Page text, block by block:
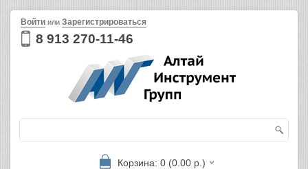
8 913 270-11-46
Войти или Зарегистрироваться
Корзина: 0 (0.00 р.)